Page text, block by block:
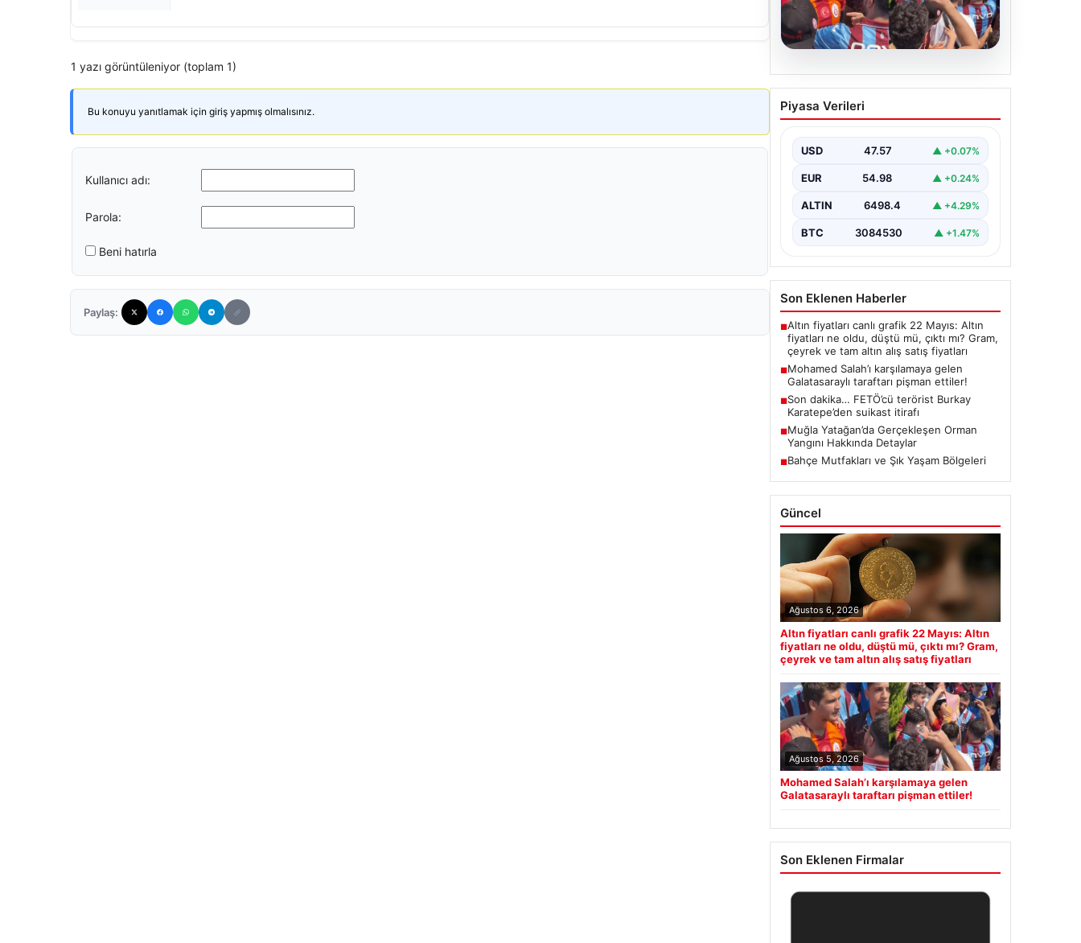
1 yazı görüntüleniyor (toplam 1)
Bu konuyu yanıtlamak için giriş yapmış olmalısınız.
Kullanıcı adı:
Parola:
Beni hatırla
Paylaş:
05.08.2026
Mohamed Salah’ı
karşılamaya gelen
pişman ettiler!
Piyasa Verileri
USD 47.57 ▲ +0.07%
EUR 54.98 ▲ +0.24%
ALTIN 6498.4 ▲ +4.29%
BTC 3084530 ▲ +1.47%
Son Eklenen Haberler
■Altın fiyatları canlı grafik 22 Mayıs: Altın
fiyatları ne oldu, düştü mü, çıktı mı? Gram,
çeyrek ve tam altın alış satış fiyatları
■Mohamed Salah’ı karşılamaya gelen
Galatasaraylı taraftarı pişman ettiler!
■Son dakika… FETÖ’cü terörist Burkay
Karatepe’den suikast itirafı
■Muğla Yatağan’da Gerçekleşen Orman
Yangını Hakkında Detaylar
■Bahçe Mutfakları ve Şık Yaşam Bölgeleri
Güncel
Ağustos 6, 2026
Altın fiyatları canlı grafik 22 Mayıs: Altın
fiyatları ne oldu, düştü mü, çıktı mı? Gram,
çeyrek ve tam altın alış satış fiyatları
Ağustos 5, 2026
Mohamed Salah’ı karşılamaya gelen
Galatasaraylı taraftarı pişman ettiler!
Son Eklenen Firmalar